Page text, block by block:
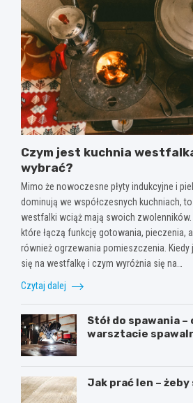
Czym jest kuchnia
wybrać?
Mimo że nowoczesne płyty indukcyjne i
dominują we współczesnych kuchniach,
westfalki wciąż mają swoich zwolenników.
które łączą funkcję gotowania, pieczenia,
również ogrzewania pomieszczenia.
się na westfalkę i czym wyróżnia się na…
Czytaj dalej
Stół do spawania
warsztacie
Jak prać len –